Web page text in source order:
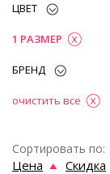
ЦВЕТ
1 РАЗМЕР
БРЕНД
очистить все
Сортировать по:
Цена Скидка